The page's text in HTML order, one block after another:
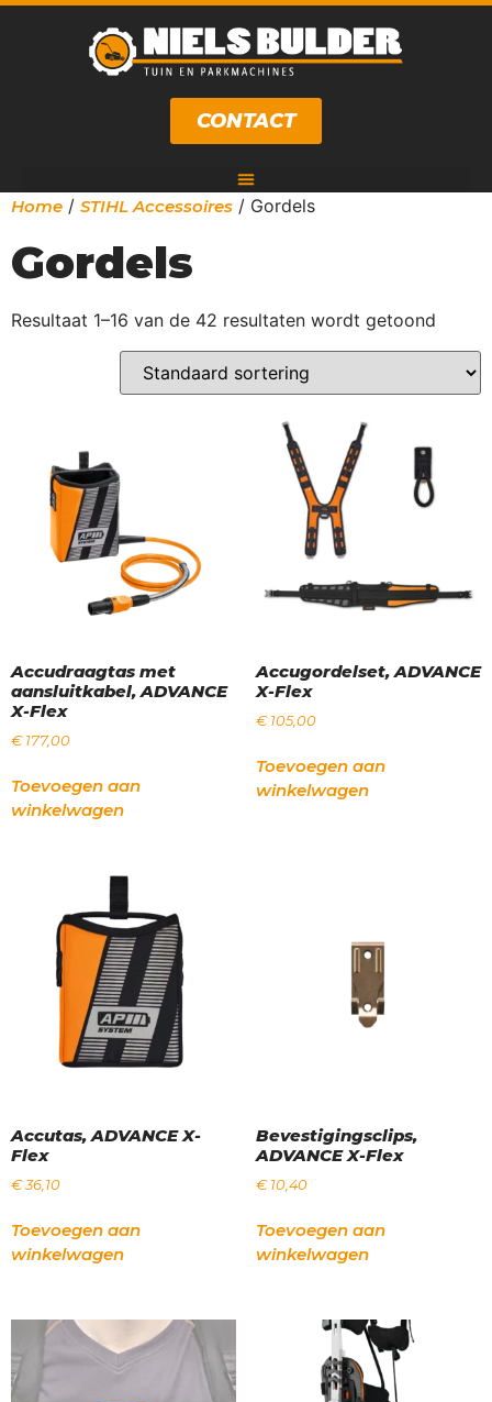
CONTACT
Home / STIHL Accessoires / Gordels
Gordels
Resultaat 1–16 van de 42 resultaten wordt getoond
Accudraagtas met
aansluitkabel, ADVANCE
X-Flex
€177,00
Toevoegen aan
winkelwagen
Accugordelset, ADVANCE
X-Flex
€105,00
Toevoegen aan
winkelwagen
Accutas, ADVANCE X-
Flex
€36,10
Toevoegen aan
winkelwagen
Bevestigingsclips,
ADVANCE X-Flex
€10,40
Toevoegen aan
winkelwagen